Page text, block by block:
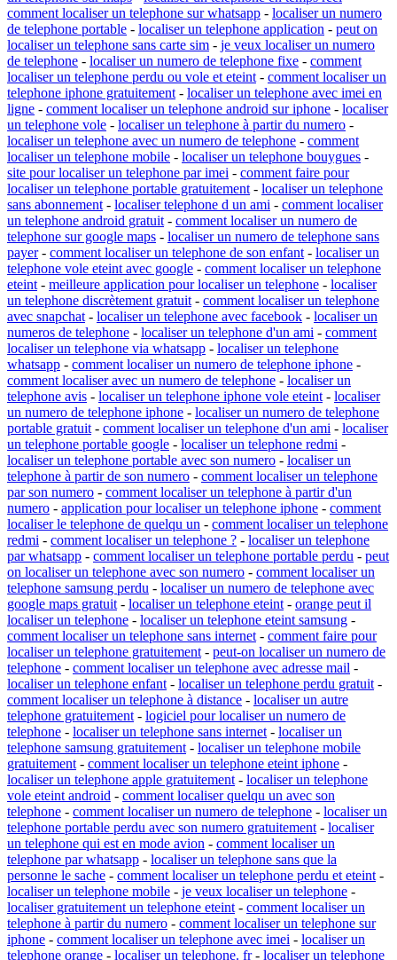
comment localiser un telephone sur whatsapp - localiser un numero
de telephone portable - localiser un telephone application - peut on
localiser un telephone sans carte sim - je veux localiser un numero
de telephone - localiser un numero de telephone fixe - comment
localiser un telephone perdu ou vole et eteint - comment localiser un
telephone iphone gratuitement - localiser un telephone avec imei en
ligne - comment localiser un telephone android sur iphone - localiser
un telephone vole - localiser un telephone à partir du numero -
localiser un telephone avec un numero de telephone - comment
localiser un telephone mobile - localiser un telephone bouygues -
site pour localiser un telephone par imei - comment faire pour
localiser un telephone portable gratuitement - localiser un telephone
sans abonnement - localiser telephone d un ami - comment localiser
un telephone android gratuit - comment localiser un numero de
telephone sur google maps - localiser un numero de telephone sans
payer- comment localiser un telephone de son enfant - localiser un
telephone vole eteint avec google - comment localiser un telephone
eteint - meilleure application pour localiser un telephone - localiser
un telephone discrètement gratuit - comment localiser un telephone
avec snapchat - localiser un telephone avec facebook - localiser un
numeros de telephone - localiser un telephone d'un ami - comment
localiser un telephone via whatsapp - localiser un telephone
whatsapp - comment localiser un numero de telephone iphone -
comment localiser avec un numero de telephone - localiser un
telephone avis - localiser un telephone iphone vole eteint - localiser
un numero de telephone iphone - localiser un numero de telephone
portable gratuit - comment localiser un telephone d'un ami - localiser
un telephone portable google - localiser un telephone redmi -
localiser un telephone portable avec son numero - localiser un
telephone à partir de son numero - comment localiser un telephone
par son numero - comment localiser un telephone à partir d'un
numero - application pour localiser un telephone iphone - comment
localiser le telephone de quelqu un - comment localiser un telephone
redmi - comment localiser un telephone ? - localiser un telephone
par whatsapp - comment localiser un telephone portable perdu - peut
on localiser un telephone avec son numero - comment localiser un
telephone samsung perdu - localiser un numero de telephone avec
google maps gratuit - localiser un telephone eteint - orange peut il
localiser un telephone - localiser un telephone eteint samsung -
comment localiser un telephone sans internet - comment faire pour
localiser un telephone gratuitement - peut-on localiser un numero de
telephone - comment localiser un telephone avec adresse mail -
localiser un telephone enfant - localiser un telephone perdu gratuit -
comment localiser un telephone à distance - localiser un autre
telephone gratuitement - logiciel pour localiser un numero de
telephone - localiser un telephone sans internet - localiser un
telephone samsung gratuitement - localiser un telephone mobile
gratuitement - comment localiser un telephone eteint iphone -
localiser un telephone apple gratuitement - localiser un telephone
vole eteint android - comment localiser quelqu un avec son
telephone - comment localiser un numero de telephone - localiser un
telephone portable perdu avec son numero gratuitement - localiser
un telephone qui est en mode avion - comment localiser un
telephone par whatsapp - localiser un telephone sans que la
personne le sache - comment localiser un telephone perdu et eteint -
localiser un telephone mobile - je veux localiser un telephone -
localiser gratuitement un telephone eteint - comment localiser un
telephone à partir du numero - comment localiser un telephone sur
iphone - comment localiser un telephone avec imei - localiser un
telephone orange - localiser un telephone. fr- localiser un telephone